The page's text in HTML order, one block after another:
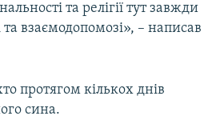
та релігії тут завжди
взаємодопомозі», – написав
протягом кількох днів
сина.